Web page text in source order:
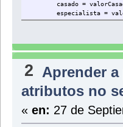
casado =
especialista =
}
public Profesor(){
nombre = " ";
apellidos = " ";
edad = 0;
casado = false;
especialista =
//Metodos para
2 Aprender
atributos no
« en: 27 de